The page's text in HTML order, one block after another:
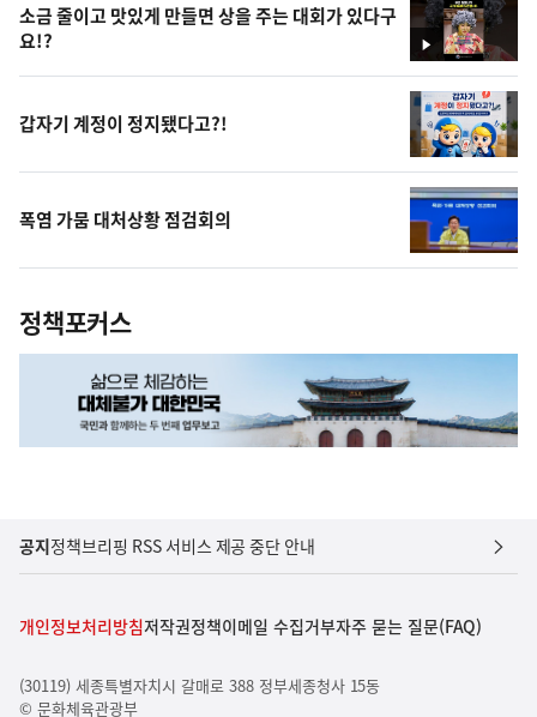
영
상
소금 줄이고 맛있게 만들면 상을 주는 대회가 있다구
요!?
갑자기 계정이 정지됐다고?!
폭염 가뭄 대처상황 점검회의
정책포커스
공지정책브리핑 RSS 서비스 제공 중단 안내
개인정보처리방침저작권정책이메일 수집거부자주 묻는 질문(FAQ)
(30119) 세종특별자치시 갈매로 388 정부세종청사 15동
© 문화체육관광부